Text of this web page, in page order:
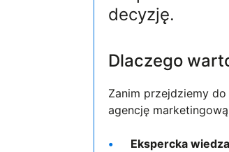
decyzję.
Dlaczego
Zanim przejdziemy
agencję
Ekspercka